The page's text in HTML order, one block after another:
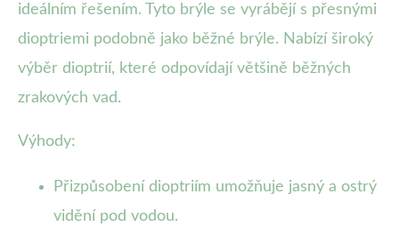
ideálním řešením. Tyto brýle se vyrábějí s přesnými
dioptriemi podobně jako běžné brýle. Nabízí široký
výběr dioptrií, které odpovídají většině běžných
zrakových vad.
Výhody:
Přizpůsobení dioptriím umožňuje jasný a ostrý
vidění pod vodou.